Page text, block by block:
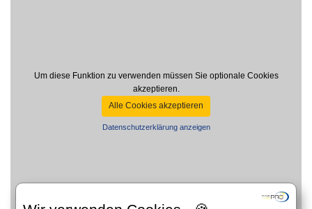
Um diese Funktion zu verwenden müssen Sie optionale Cookies
akzeptieren.
Alle Cookies akzeptieren
Datenschutzerklärung anzeigen